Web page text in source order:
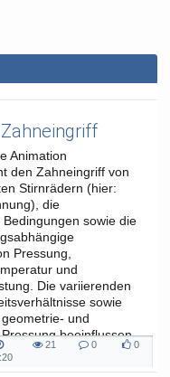
Animation
den Zahneingriff von
Stirnrädern (hier:
die
sowie die
Pressung,
und
Die variierenden
sowie
und
beeinflussen
21
0
0